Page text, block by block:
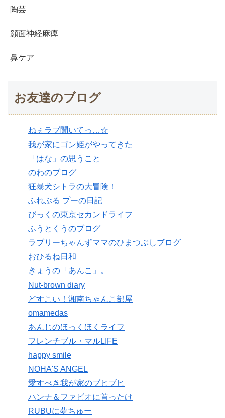
陶芸
顔面神経麻痺
鼻ケア
お友達のブログ
ねぇラブ聞いてっ…☆
我が家にゴン姫がやってきた
「はな」の思うこと
のわのブログ
狂暴犬シトラの大冒険！
ふれぶる プーの日記
びっくの東京セカンドライフ
ふうとくうのブログ
ラブリーちゃんずママのひまつぶしブログ
おひるね日和
きょうの「あんこ」。
Nut-brown diary
どすこい！湘南ちゃんこ部屋
omamedas
あんじのほっくほくライフ
フレンチブル・マルLIFE
happy smile
NOHA'S ANGEL
愛すべき我が家のブヒブヒ
ハンナ＆ファビオに首ったけ
RUBUに夢ちゅー